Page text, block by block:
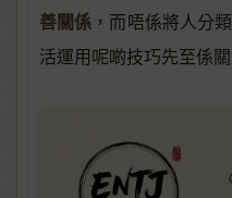
善關係 ，而唔係將人分
活運用呢啲技巧先至係關